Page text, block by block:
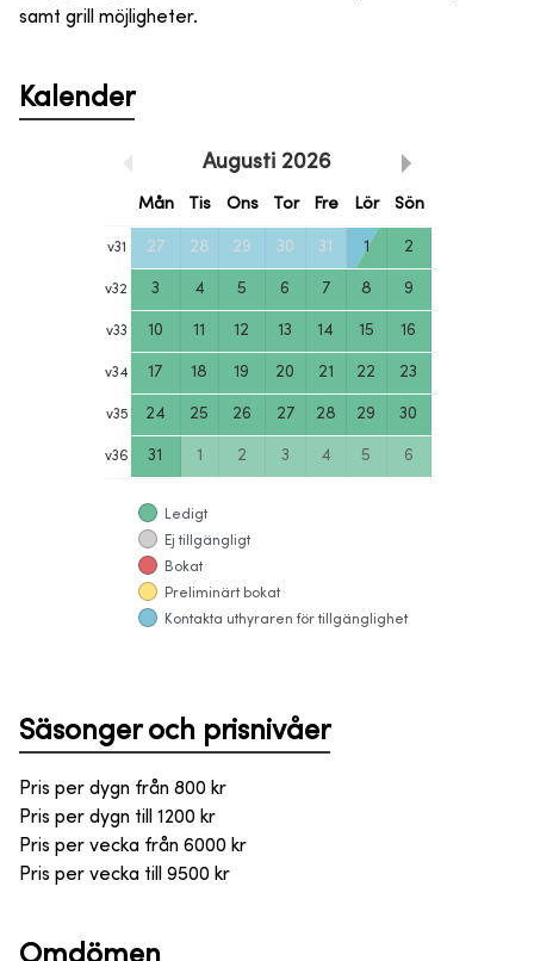
samt grill möjligheter.
Kalender
Augusti 2026
Mån Tis Ons Tor Fre Lör Sön
v31 27 28 29 30 31 1 2
v32 3 4 5 6 7 8 9
v33 10 11 12 13 14 15 16
v34 17 18 19 20 21 22 23
v35 24 25 26 27 28 29 30
v36 31 1 2 3 4 5 6
Ledigt
Ej tillgängligt
Bokat
Preliminärt bokat
Kontakta uthyraren för tillgänglighet
Säsonger och prisnivåer
Pris per dygn från 800 kr
Pris per dygn till
1200 kr
Pris per vecka från 6000 kr
Pris per vecka till
9500 kr